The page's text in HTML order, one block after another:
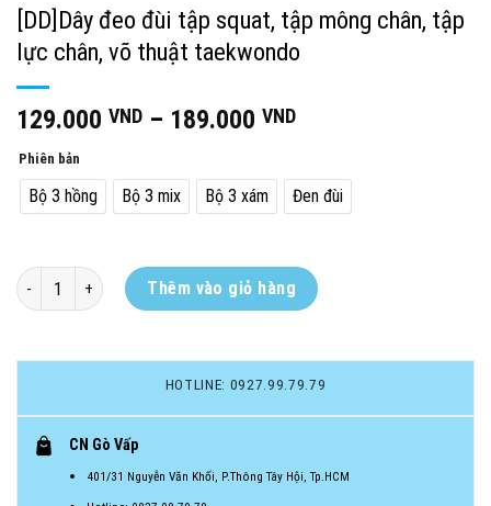
[DD]Dây đeo đùi tập squat, tập mông chân, tập
lực chân, võ thuật taekwondo
129.000 VND – 189.000 VND
Phiên bản
Bộ 3 hồng Bộ 3 mix Bộ 3 xám Đen đùi
[DD]Dây đeo đùi tập squat, tập mông chân, tập lực chân, võ thuật
Thêm vào giỏ hàng
HOTLINE: 0927.99.79.79
CN Gò Vấp
401/31 Nguyễn Văn Khối, P.Thông Tây Hội, Tp.HCM